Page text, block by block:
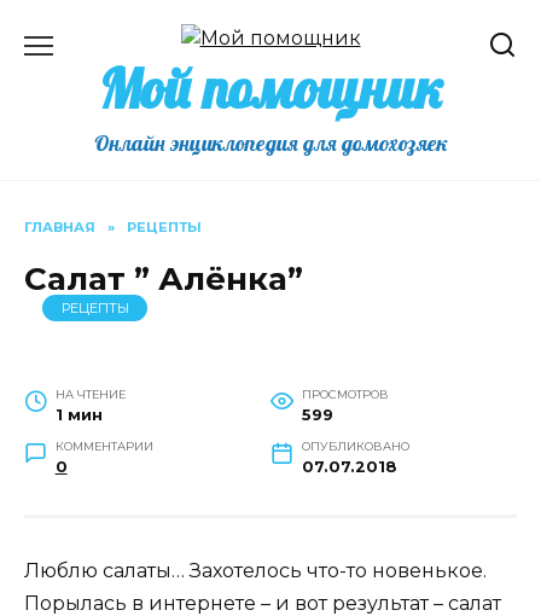
содержаниюМой помощник
Онлайн энциклопедия для домохозяек
ГЛАВНАЯ » РЕЦЕПТЫ
Салат ” Алёнка”
РЕЦЕПТЫ
НА ЧТЕНИЕ
1 мин
ПРОСМОТРОВ
599
КОММЕНТАРИИ
0
ОПУБЛИКОВАНО
07.07.2018
Люблю салаты… Захотелось что-то новенькое.
Порылась в интернете – и вот результат – салат